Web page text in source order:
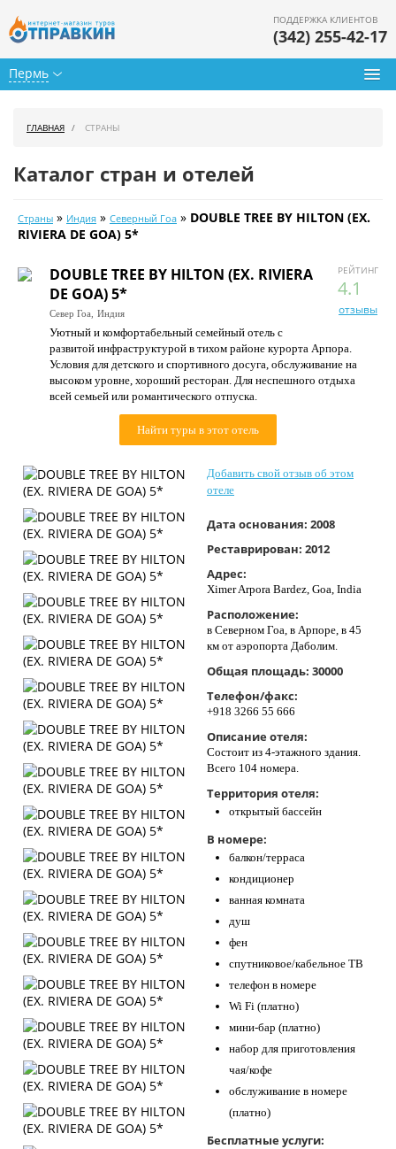
Пермь
ПОДДЕРЖКА КЛИЕНТОВ
(342) 255-42-17
Календарь туров
Цены дня
Страны
Как купить
О нас
ГЛАВНАЯ СТРАНЫ
Каталог стран и отелей
Страны » Индия » Северный Гоа » DOUBLE TREE BY HILTON (EX.
RIVIERA DE GOA) 5*
РЕЙТИНГ
4.1
отзывы
DOUBLE TREE BY HILTON (EX. RIVIERA
DE GOA) 5*
Север Гоа, Индия
Уютный и комфортабельный семейный отель с
развитой инфраструктурой в тихом районе курорта Арпора.
Условия для детского и спортивного досуга, обслуживание на
высоком уровне, хороший ресторан. Для неспешного отдыха
всей семьей или романтического отпуска.
Найти туры в этот отель
Добавить свой отзыв об этом
отеле
Дата основания: 2008
Реставрирован: 2012
Адрес:
Ximer Arpora Bardez, Goa, India
Расположение:
в Северном Гоа, в Арпоре, в 45
км от аэропорта Даболим.
Общая площадь: 30000
Телефон/факс:
+918 3266 55 666
Описание отеля:
Состоит из 4-этажного здания.
Всего 104 номера.
Территория отеля:
открытый бассейн
В номере:
балкон/терраса
кондиционер
ванная комната
душ
фен
спутниковое/кабельное ТВ
телефон в номере
Wi Fi (платно)
мини-бар (платно)
набор для приготовления
чая/кофе
обслуживание в номере
(платно)
Бесплатные услуги: